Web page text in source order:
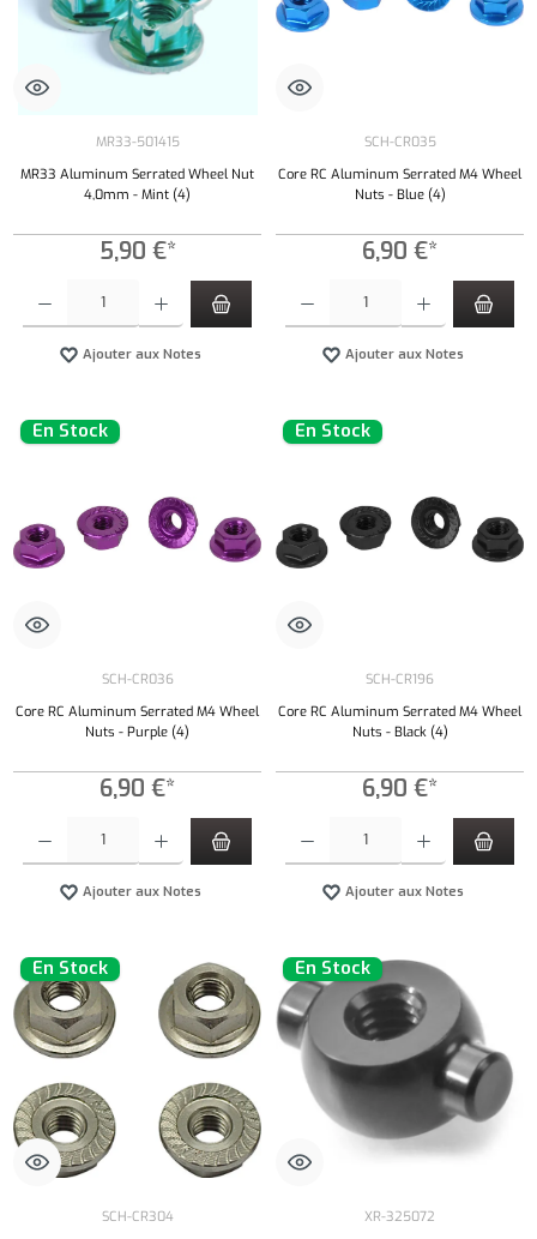
MR33-501415
MR33 Aluminum Serrated Wheel Nut
4,0mm - Mint (4)
5,90 €*
Ajouter aux Notes
SCH-CR035
Core RC Aluminum Serrated M4 Wheel
Nuts - Blue (4)
6,90 €*
Ajouter aux Notes
En Stock
SCH-CR036
Core RC Aluminum Serrated M4 Wheel
Nuts - Purple (4)
6,90 €*
Ajouter aux Notes
En Stock
SCH-CR196
Core RC Aluminum Serrated M4 Wheel
Nuts - Black (4)
6,90 €*
Ajouter aux Notes
En Stock
SCH-CR304
En Stock
XR-325072